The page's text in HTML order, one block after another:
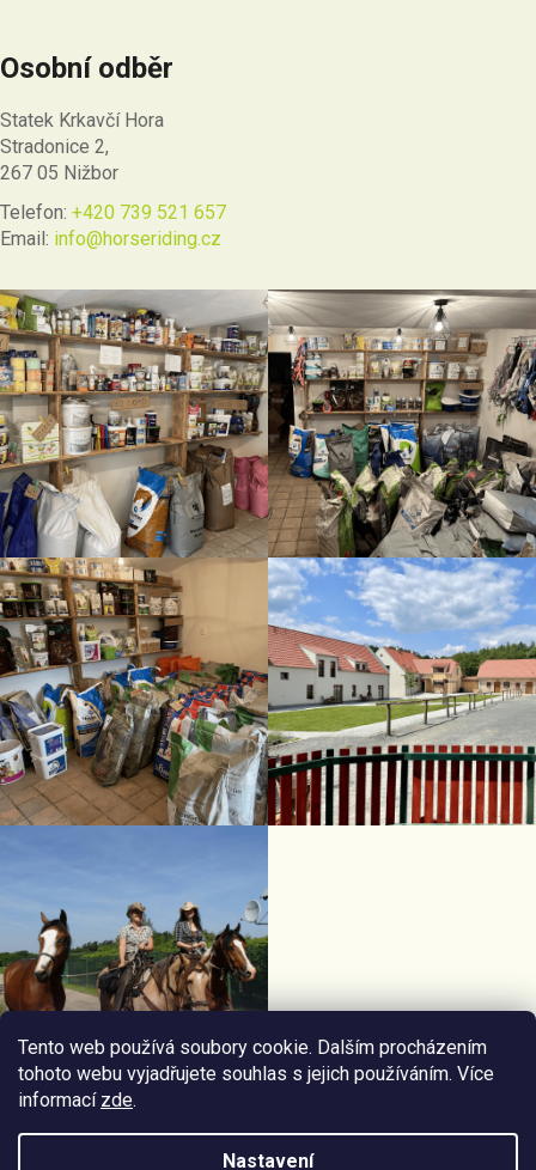
Tento web používá soubory cookie. Dalším procházením
tohoto webu vyjadřujete souhlas s jejich používáním. Více
informací zde.
Nastavení
Osobní odběr
Statek Krkavčí Hora
Stradonice 2,
267 05 Nižbor
Telefon: +420 739 521 657
Email: info@horseriding.cz